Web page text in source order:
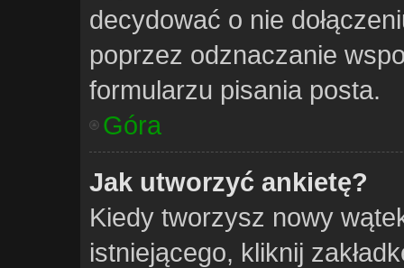
decydować o nie
poprzez odznaczanie
formularzu pisania posta.
Góra
Jak utworzyć ankietę?
Kiedy tworzysz nowy
istniejącego, kliknij